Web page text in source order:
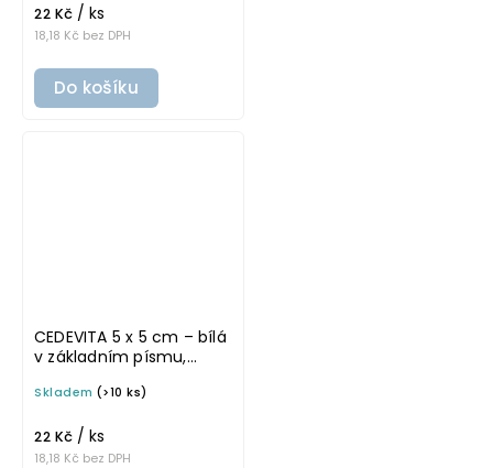
18,18 Kč bez DPH
22 Kč / ks
Do košíku
CEDEVITA 5 x 5 cm – bílá
v základním písmu,
na potravinové láhve
Skladem (>10 ks)
18,18 Kč bez DPH
22 Kč / ks